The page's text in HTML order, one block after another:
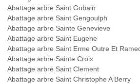
Abattage arbre Saint Gobain
Abattage arbre Saint Gengoulph
Abattage arbre Sainte Genevieve
Abattage arbre Saint Eugene
Abattage arbre Saint Erme Outre Et
Abattage arbre Sainte Croix
Abattage arbre Saint Clement
Abattage arbre Saint Christophe A Berry